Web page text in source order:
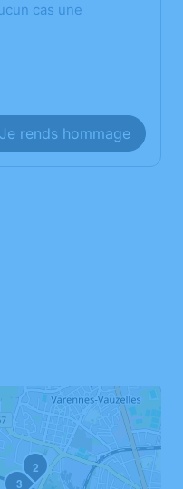
cas une
Je rends hommage
2
3